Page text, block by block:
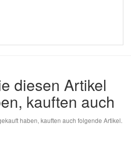
diesen Artikel
kauften auch
haben, kauften auch folgende Artikel.